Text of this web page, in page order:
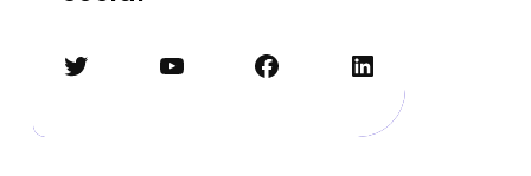
Twitter YouTube Facebook LinkedIn